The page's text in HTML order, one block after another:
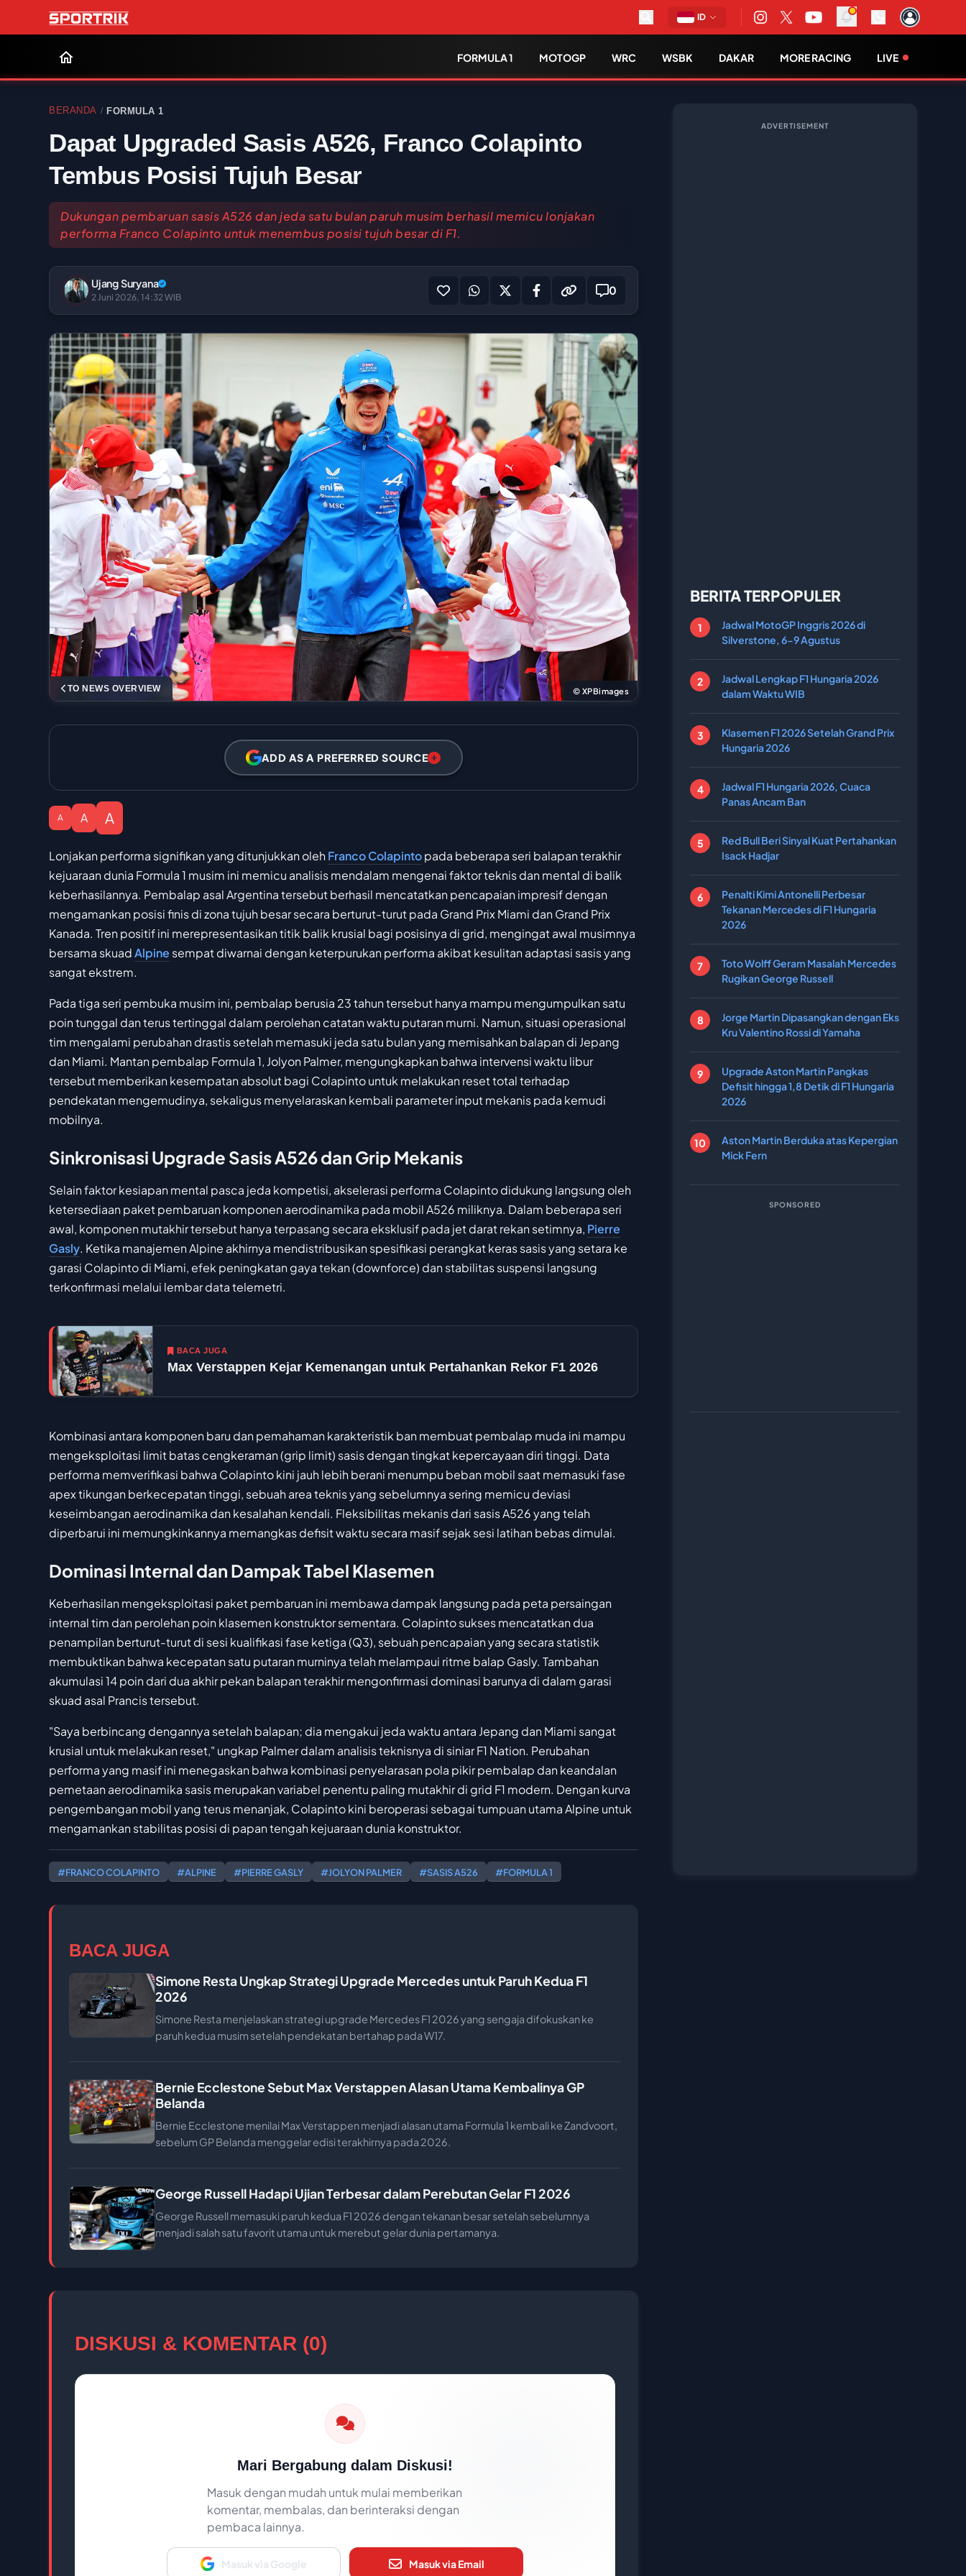
ID
FORMULA 1 MOTOGP WRC WSBK DAKAR MORE RACING LIVE
BERANDA / FORMULA 1
Dapat Upgraded Sasis A526, Franco Colapinto
Tembus Posisi Tujuh Besar
Dukungan pembaruan sasis A526 dan jeda satu bulan paruh musim berhasil memicu lonjakan
performa Franco Colapinto untuk menembus posisi tujuh besar di F1.
Ujang Suryana
2 Juni 2026, 14:32 WIB 0
TO NEWS OVERVIEW © XPBimages
ADD AS A PREFERRED SOURCE
A A A
Lonjakan performa signifikan yang ditunjukkan olehFranco Colapintopada beberapa seri balapan terakhir
kejuaraan dunia Formula 1 musim ini memicu analisis mendalam mengenai faktor teknis dan mental di balik
keberhasilannya. Pembalap asal Argentina tersebut berhasil mencatatkan pencapaian impresif dengan
mengamankan posisi finis di zona tujuh besar secara berturut-turut pada Grand Prix Miami dan Grand Prix
Kanada. Tren positif ini merepresentasikan titik balik krusial bagi posisinya di grid, mengingat awal musimnya
bersama skuadAlpine sempat diwarnai dengan keterpurukan performa akibat kesulitan adaptasi sasis yang
sangat ekstrem.
Pada tiga seri pembuka musim ini, pembalap berusia 23 tahun tersebut hanya mampu mengumpulkan satu
poin tunggal dan terus tertinggal dalam perolehan catatan waktu putaran murni. Namun, situasi operasional
tim mengalami perubahan drastis setelah memasuki jeda satu bulan yang memisahkan balapan di Jepang
dan Miami. Mantan pembalap Formula 1, Jolyon Palmer, mengungkapkan bahwa intervensi waktu libur
tersebut memberikan kesempatan absolut bagi Colapinto untuk melakukan reset total terhadap
pendekatan mengemudinya, sekaligus menyelaraskan kembali parameter input mekanis pada kemudi
mobilnya.
Sinkronisasi Upgrade Sasis A526 dan Grip Mekanis
Selain faktor kesiapan mental pasca jeda kompetisi, akselerasi performa Colapinto didukung langsung oleh
ketersediaan paket pembaruan komponen aerodinamika pada mobil A526 miliknya. Dalam beberapa seri
awal, komponen mutakhir tersebut hanya terpasang secara eksklusif pada jet darat rekan setimnya, Pierre
Gasly. Ketika manajemen Alpine akhirnya mendistribusikan spesifikasi perangkat keras sasis yang setara ke
garasi Colapinto di Miami, efek peningkatan gaya tekan (downforce) dan stabilitas suspensi langsung
terkonfirmasi melalui lembar data telemetri.
BACA JUGA
Max Verstappen Kejar Kemenangan untuk Pertahankan Rekor F1 2026
Kombinasi antara komponen baru dan pemahaman karakteristik ban membuat pembalap muda ini mampu
mengeksploitasi limit batas cengkeraman (grip limit) sasis dengan tingkat kepercayaan diri tinggi. Data
performa memverifikasi bahwa Colapinto kini jauh lebih berani menumpu beban mobil saat memasuki fase
apex tikungan berkecepatan tinggi, sebuah area teknis yang sebelumnya sering memicu deviasi
keseimbangan aerodinamika dan kesalahan kendali. Fleksibilitas mekanis dari sasis A526 yang telah
diperbarui ini memungkinkannya memangkas defisit waktu secara masif sejak sesi latihan bebas dimulai.
Dominasi Internal dan Dampak Tabel Klasemen
Keberhasilan mengeksploitasi paket pembaruan ini membawa dampak langsung pada peta persaingan
internal tim dan perolehan poin klasemen konstruktor sementara. Colapinto sukses mencatatkan dua
penampilan berturut-turut di sesi kualifikasi fase ketiga (Q3), sebuah pencapaian yang secara statistik
membuktikan bahwa kecepatan satu putaran murninya telah melampaui ritme balap Gasly. Tambahan
akumulasi 14 poin dari dua akhir pekan balapan terakhir mengonfirmasi dominasi barunya di dalam garasi
skuad asal Prancis tersebut.
"Saya berbincang dengannya setelah balapan; dia mengakui jeda waktu antara Jepang dan Miami sangat
krusial untuk melakukan reset," ungkap Palmer dalam analisis teknisnya di siniar F1 Nation. Perubahan
performa yang masif ini menegaskan bahwa kombinasi penyelarasan pola pikir pembalap dan keandalan
pemetaan aerodinamika sasis merupakan variabel penentu paling mutakhir di grid F1 modern. Dengan kurva
pengembangan mobil yang terus menanjak, Colapinto kini beroperasi sebagai tumpuan utama Alpine untuk
mengamankan stabilitas posisi di papan tengah kejuaraan dunia konstruktor.
#FRANCO COLAPINTO #ALPINE #PIERRE GASLY #JOLYON PALMER #SASIS A526 #FORMULA 1
BACA JUGA
Simone Resta Ungkap Strategi Upgrade Mercedes untuk Paruh Kedua F1
2026
Simone Resta menjelaskan strategi upgrade Mercedes F1 2026 yang sengaja difokuskan ke
paruh kedua musim setelah pendekatan bertahap pada W17.
Bernie Ecclestone Sebut Max Verstappen Alasan Utama Kembalinya GP
Belanda
Bernie Ecclestone menilai Max Verstappen menjadi alasan utama Formula 1 kembali ke Zandvoort,
sebelum GP Belanda menggelar edisi terakhirnya pada 2026.
George Russell Hadapi Ujian Terbesar dalam Perebutan Gelar F1 2026
George Russell memasuki paruh kedua F1 2026 dengan tekanan besar setelah sebelumnya
menjadi salah satu favorit utama untuk merebut gelar dunia pertamanya.
DISKUSI & KOMENTAR (0)
Mari Bergabung dalam Diskusi!
Masuk dengan mudah untuk mulai memberikan
komentar, membalas, dan berinteraksi dengan
pembaca lainnya.
Masuk via Google Masuk via Email
ADVERTISEMENT
BERITA TERPOPULER
Jadwal MotoGP Inggris 2026 di
Silverstone, 6-9 Agustus
Jadwal Lengkap F1 Hungaria 2026
dalam Waktu WIB
Klasemen F1 2026 Setelah Grand Prix
Hungaria 2026
Jadwal F1 Hungaria 2026, Cuaca
Panas Ancam Ban
Red Bull Beri Sinyal Kuat Pertahankan
Isack Hadjar
Penalti Kimi Antonelli Perbesar
Tekanan Mercedes di F1 Hungaria
2026
Toto Wolff Geram Masalah Mercedes
Rugikan George Russell
Jorge Martin Dipasangkan dengan Eks
Kru Valentino Rossi di Yamaha
Upgrade Aston Martin Pangkas
Defisit hingga 1,8 Detik di F1 Hungaria
2026
Aston Martin Berduka atas Kepergian
Mick Fern
SPONSORED